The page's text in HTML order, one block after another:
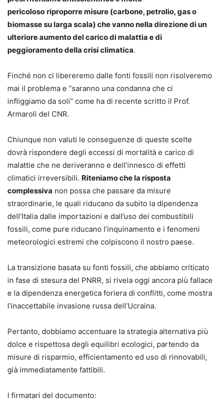
pericoloso riproporre misure (carbone, petrolio, gas o
biomasse su larga scala) che vanno nella direzione di un
ulteriore aumento del carico di malattia e di
peggioramento della crisi climatica.
Finché non ci libereremo dalle fonti fossili non risolveremo
mai il problema e “saranno una condanna che ci
infliggiamo da soli” come ha di recente scritto il Prof.
Armaroli del CNR.
Chiunque non valuti le conseguenze di queste scelte
dovrà rispondere degli eccessi di mortalità e carico di
malattie che ne deriveranno e dell’innesco di effetti
climatici irreversibili. Riteniamo che la risposta
complessiva non possa che passare da misure
straordinarie, le quali riducano da subito la dipendenza
dell’Italia dalle importazioni e dall’uso dei combustibili
fossili, come pure riducano l’inquinamento e i fenomeni
meteorologici estremi che colpiscono il nostro paese.
La transizione basata su fonti fossili, che abbiamo criticato
in fase di stesura del PNRR, si rivela oggi ancora più fallace
e la dipendenza energetica foriera di conflitti, come mostra
l’inaccettabile invasione russa dell’Ucraina.
Pertanto, dobbiamo accentuare la strategia alternativa più
dolce e rispettosa degli equilibri ecologici, partendo da
misure di risparmio, efficientamento ed uso di rinnovabili,
già immediatamente fattibili.
I firmatari del documento: